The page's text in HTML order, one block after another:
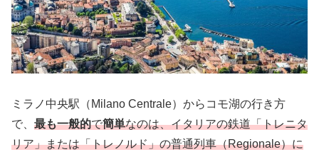
ミラノ中央駅（Milano Centrale）からコモ湖の行き方
で、 最も一般的で簡単なのは、イタリアの鉄道「トレニタ
リア」または「トレノルド」の普通列車（Regionale）に